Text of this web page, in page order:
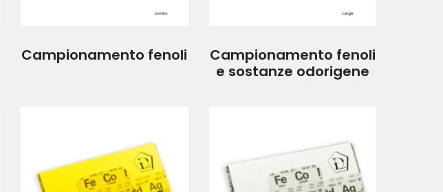
Campionamento fenoli
Campionamento fenoli
e sostanze odorigene